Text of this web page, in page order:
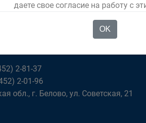
2-81-37
2-01-96
обл., г. Белово, ул. Советская, 21
даете свое согласие на работу с
OK